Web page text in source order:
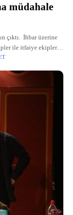
müdahale
çıktı. İhbar üzerine
ile itfaiye ekipleri